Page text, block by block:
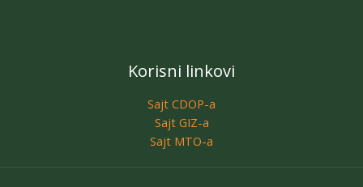
Korisni linkovi
Sajt CDOP-a
Sajt GIZ-a
Sajt MTO-a